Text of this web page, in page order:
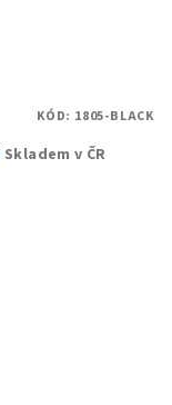
Skladem v ČR
KÓD: 1805-BLACK